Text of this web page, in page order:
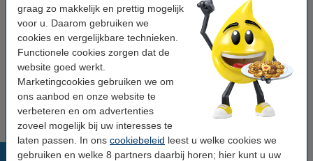
graag zo makkelijk en prettig mogelijk
voor u. Daarom gebruiken we
cookies en vergelijkbare technieken.
Functionele cookies zorgen dat de
website goed werkt.
Marketingcookies gebruiken we om
ons aanbod en onze website te
verbeteren en om advertenties
zoveel mogelijk bij uw interesses te
laten passen. In ons cookiebeleid leest u welke cookies we
gebruiken en welke 8 partners daarbij horen; hier kunt u uw
Balisto Muesli Rozijn reep single (20 stuks)
€ 15,50
Haribo Winegum Kersen silo (150 stuks)
Populaire producten